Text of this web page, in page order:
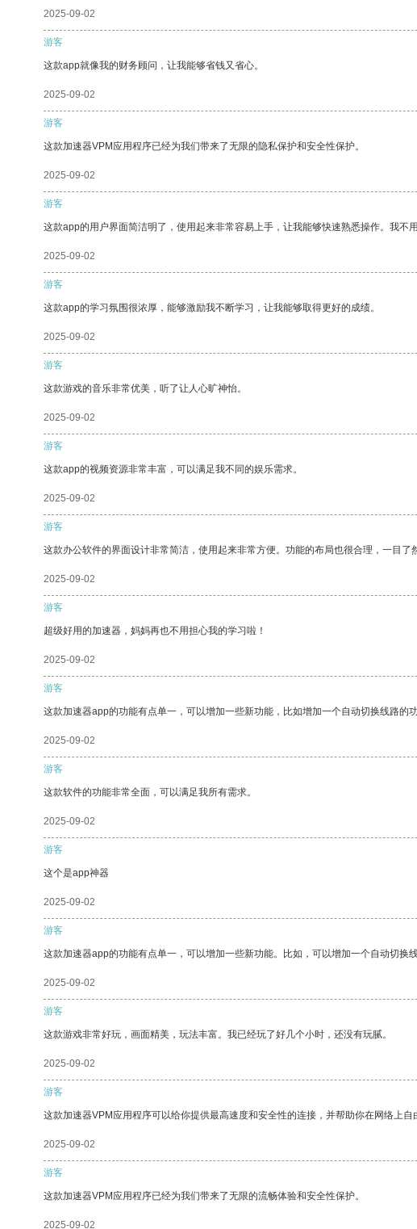
2025-09-02
游客
这款app就像我的财务顾问，让我能够省钱又省心。
2025-09-02
游客
这款加速器VPM应用程序已经为我们带来了无限的隐私保护和安全性保护。
2025-09-02
游客
这款app的用户界面简洁明了，使用起来非常容易上手，让我能够快速熟悉操作。我不
2025-09-02
游客
这款app的学习氛围很浓厚，能够激励我不断学习，让我能够取得更好的成绩。
2025-09-02
游客
这款游戏的音乐非常优美，听了让人心旷神怡。
2025-09-02
游客
这款app的视频资源非常丰富，可以满足我不同的娱乐需求。
2025-09-02
游客
这款办公软件的界面设计非常简洁，使用起来非常方便。功能的布局也很合理，一目了
2025-09-02
游客
超级好用的加速器，妈妈再也不用担心我的学习啦！
2025-09-02
游客
这款加速器app的功能有点单一，可以增加一些新功能，比如增加一个自动切换线路的功
2025-09-02
游客
这款软件的功能非常全面，可以满足我所有需求。
2025-09-02
游客
这个是app神器
2025-09-02
游客
这款加速器app的功能有点单一，可以增加一些新功能。比如，可以增加一个自动切换
2025-09-02
游客
这款游戏非常好玩，画面精美，玩法丰富。我已经玩了好几个小时，还没有玩腻。
2025-09-02
游客
这款加速器VPM应用程序可以给你提供最高速度和安全性的连接，并帮助你在网络上自
2025-09-02
游客
这款加速器VPM应用程序已经为我们带来了无限的流畅体验和安全性保护。
2025-09-02